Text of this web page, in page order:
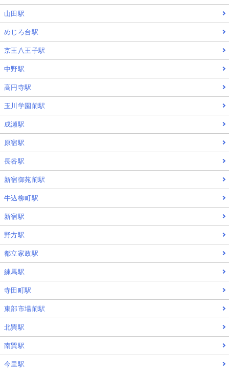
山田駅
めじろ台駅
京王八王子駅
中野駅
高円寺駅
玉川学園前駅
成瀬駅
原宿駅
長谷駅
新宿御苑前駅
牛込柳町駅
新宿駅
野方駅
都立家政駅
練馬駅
寺田町駅
東部市場前駅
北巽駅
南巽駅
今里駅